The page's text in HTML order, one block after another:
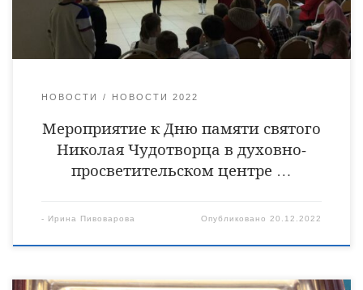
Проворов. Ребята не только посмотрели мультфильм о Житии
Святителя Николая, но и показали свои знания, участвуя […]
НОВОСТИ НОВОСТИ 2022
Мероприятие к Дню памяти святого
Николая Чудотворца в духовно-
просветительском центре …
- Ирина Пивоварова Опубликовано20.12.2022